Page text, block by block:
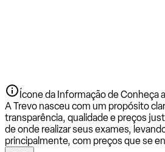
Ícone da Informação de Conheça
A Trevo nasceu com um propósito
transparência, qualidade e preços
de onde realizar seus exames,
principalmente, com preços que se